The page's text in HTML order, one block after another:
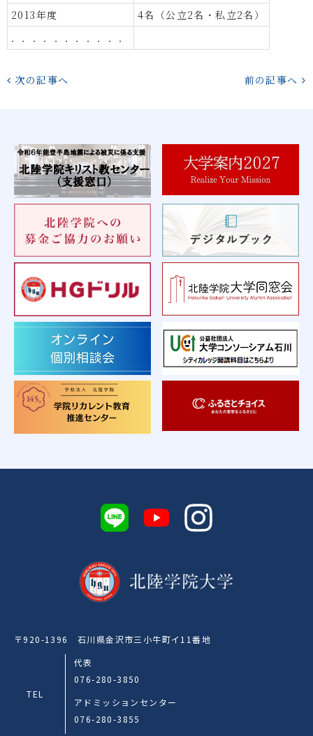
2013年度
4名（公立2名・私立2名）
．．．．．．．．．．．
次の記事へ 前の記事へ
〒920-1396 石川県金沢市三小牛町イ11番地
TEL
代表
076-280-3850
アドミッションセンター
076-280-3855